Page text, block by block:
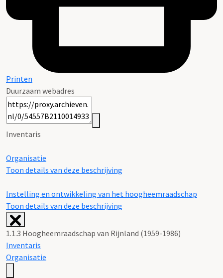
Printen
Duurzaam webadres
Inventaris
Organisatie
Toon details van deze beschrijving
Instelling en ontwikkeling van het hoogheemraadschap
Toon details van deze beschrijving
1.1.3 Hoogheemraadschap van Rijnland (1959-1986)
Inventaris
Organisatie